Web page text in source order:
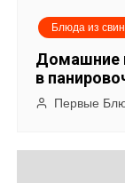
Блюда из
Домашние
в
Первые